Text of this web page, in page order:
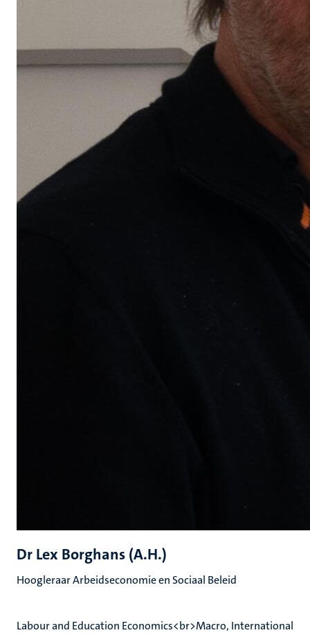
Dr Lex Borghans (A.H.)
Hoogleraar Arbeidseconomie en Sociaal Beleid
Labour and Education Economics<br>Macro, International